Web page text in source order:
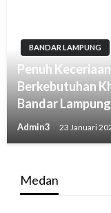
BANDAR LAMPUNG
Penuh
Berkebutuhan
Bandar Lampung
Admin3 23 Januari
Medan